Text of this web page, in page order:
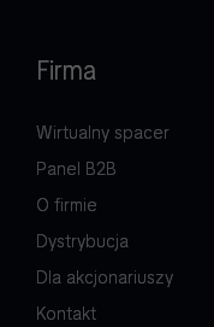
Firma
Wirtualny spacer
Panel B2B
O firmie
Dystrybucja
Dla akcjonariuszy
Kontakt